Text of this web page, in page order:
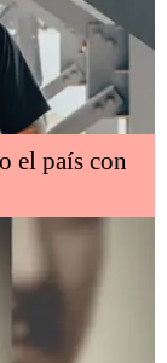
el país con